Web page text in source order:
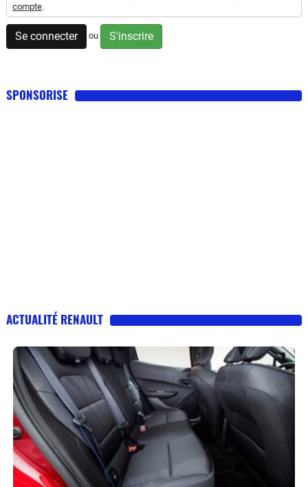
compte.
Se connecter ou S'inscrire
SPONSORISE
ACTUALITÉ RENAULT